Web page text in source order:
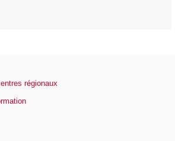
régionaux